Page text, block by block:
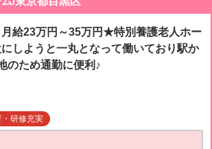
月給23万円～35万円★特別養護老人ホー
しようと一丸となって働いており駅か
のため通勤に便利♪
・研修充実